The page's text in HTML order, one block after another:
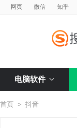
网页 微信 知乎
电脑软件
首页 > 抖音